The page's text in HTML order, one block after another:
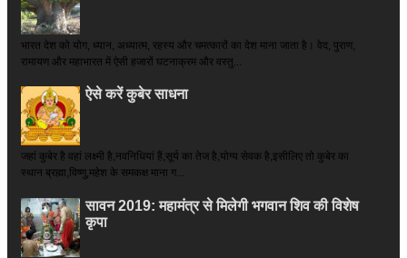
भारत देश को योग, ध्यान, अध्यात्म, रहस्य और चमत्कारों का देश माना जाता है। वेद, पुराण,
रामायण और महाभारत में ऐसी हजारों घटनाक्रम और वस्तु...
ऐसे करें कुबेर साधना
जहां कुबेर है­ वहां लक्ष्मी है,नवनिधियां हैं,सूर्य का तेज है,योग्य सेवक है,इसीलिए तो कुबेर का
स्थान ब्रह्मा,विष्णु,महेश के समकक्ष माना ग...
सावन 2019: महामंत्र से मिलेगी भगवान शिव की विशेष
कृपा